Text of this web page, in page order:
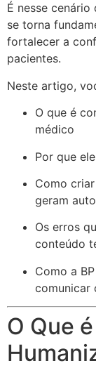
É nesse cenário
se torna
fortalecer a
pacientes.
Neste artigo,
O que é
médico
Por que
Como
geram
Os erros
conteúdo
Como a
comunicar
O Que